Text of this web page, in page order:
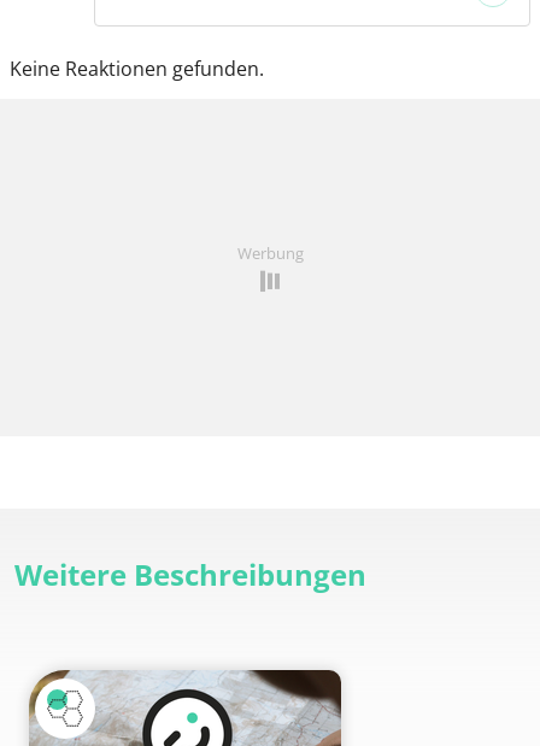
Keine Reaktionen gefunden.
Werbung
Weitere Beschreibungen